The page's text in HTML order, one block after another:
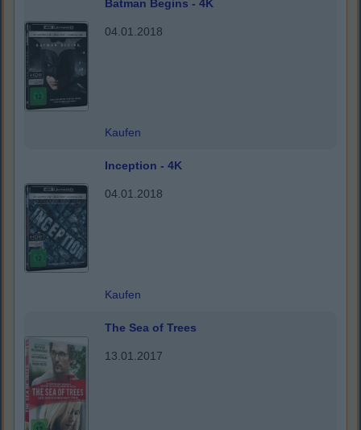
Batman Begins - 4K
04.01.2018
Kaufen
Inception - 4K
04.01.2018
Kaufen
The Sea of Trees
13.01.2017